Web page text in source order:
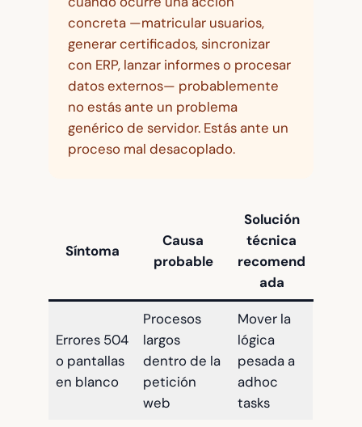
concreta —matricular usuarios,
generar certificados, sincronizar
con ERP, lanzar informes o procesar
datos externos— probablemente
no estás ante un problema
genérico de servidor. Estás ante un
proceso mal desacoplado.
Síntoma
Causa
probable
Solución
técnica
recomend
ada
Errores 504
o pantallas
en blanco
Procesos
largos
dentro de la
petición
web
Mover la
lógica
pesada a
adhoc
tasks